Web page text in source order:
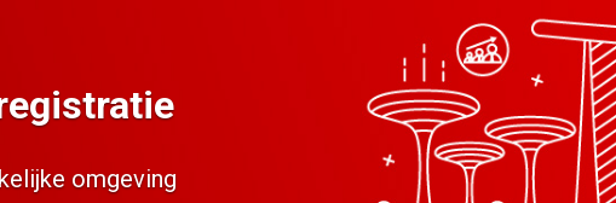
omgeving